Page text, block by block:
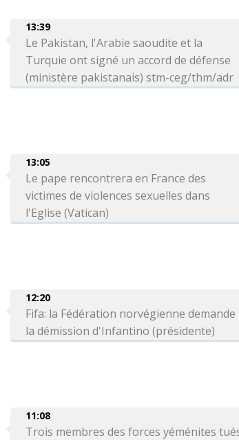
13:39
Le Pakistan, l'Arabie saoudite et la
Turquie ont signé un accord de défense
(ministère pakistanais) stm-ceg/thm/adr
13:05
Le pape rencontrera en France des
victimes de violences sexuelles dans
l'Eglise (Vatican)
12:20
Fifa: la Fédération norvégienne demande
la démission d'Infantino (présidente)
11:08
Trois membres des forces yéménites